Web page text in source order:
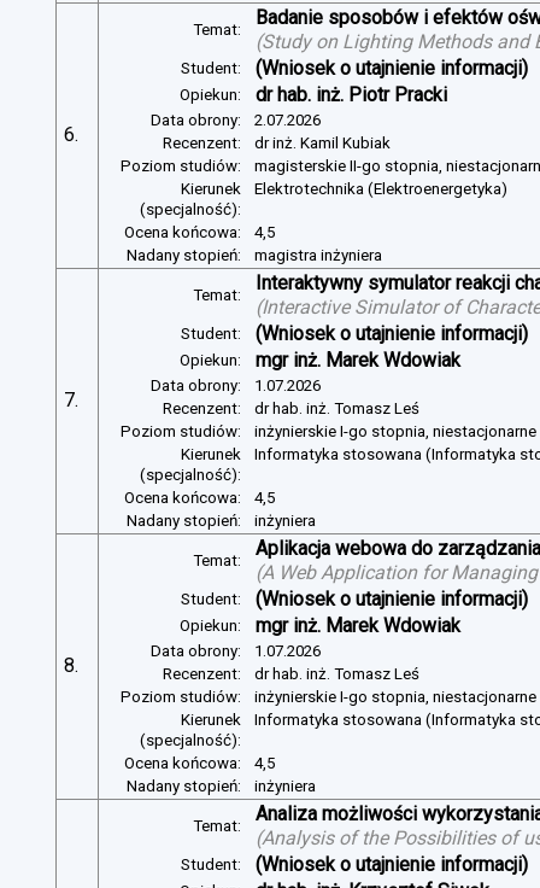
6.
Temat:
Badanie sposobów i efektów
(Study on Lighting Methods and
Student: (Wniosek o utajnienie informacji)
Opiekun: dr hab. inż. Piotr Pracki
Data obrony:
2.07.2026
Recenzent:
dr inż. Kamil Kubiak
Poziom studiów:
magisterskie II-go stopnia,
Kierunek
(specjalność):
Elektrotechnika (Elektroenergetyka)
Ocena końcowa:
4,5
Nadany stopień:
magistra inżyniera
7.
Temat:
Interaktywny symulator reakcji
(Interactive Simulator of
Student: (Wniosek o utajnienie informacji)
Opiekun: mgr inż. Marek Wdowiak
Data obrony:
1.07.2026
Recenzent:
dr hab. inż. Tomasz Leś
Poziom studiów:
inżynierskie I-go stopnia, niestacjonarne
Kierunek
(specjalność):
Informatyka stosowana (Informatyka
Ocena końcowa:
4,5
Nadany stopień:
inżyniera
8.
Temat:
Aplikacja webowa do
(A Web Application for
Student: (Wniosek o utajnienie informacji)
Opiekun: mgr inż. Marek Wdowiak
Data obrony:
1.07.2026
Recenzent:
dr hab. inż. Tomasz Leś
Poziom studiów:
inżynierskie I-go stopnia, niestacjonarne
Kierunek
(specjalność):
Informatyka stosowana (Informatyka
Ocena końcowa:
4,5
Nadany stopień:
inżyniera
Temat:
Analiza możliwości
(Analysis of the Possibilities of
Student: (Wniosek o utajnienie informacji)